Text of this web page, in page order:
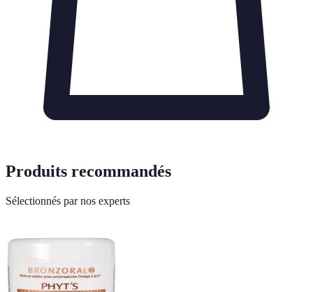
Produits recommandés
Sélectionnés par nos experts